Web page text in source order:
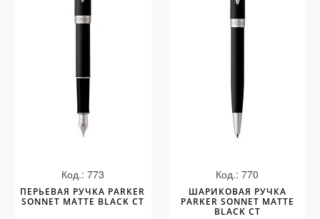
Код.: 773
ПЕРЬЕВАЯ РУЧКА PARKER
SONNET MATTE BLACK CT
Код.: 770
ШАРИКОВАЯ РУЧКА
PARKER SONNET MATTE
BLACK CT